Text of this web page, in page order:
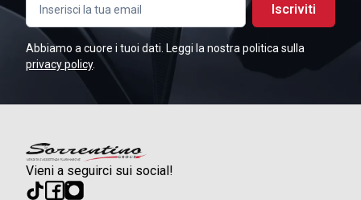
Iscriviti
Abbiamo a cuore i tuoi dati. Leggi la nostra politica sulla
privacy policy.
Vieni a seguirci sui social!